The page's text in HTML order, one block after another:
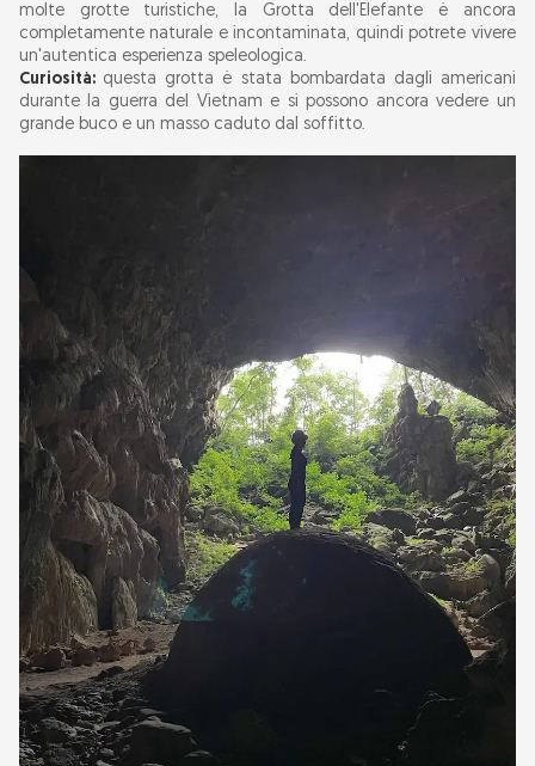
molte grotte turistiche, la Grotta dell'Elefante è ancora
completamente naturale e incontaminata, quindi potrete vivere
un'autentica esperienza speleologica.
Curiosità: questa grotta è stata bombardata dagli americani
durante la guerra del Vietnam e si possono ancora vedere un
grande buco e un masso caduto dal soffitto.